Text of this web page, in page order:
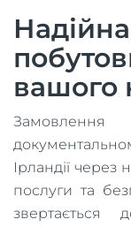
вашого
Ірландії через
послуги та